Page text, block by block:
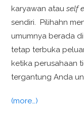
karyawan atauself
sendiri. Pilihahn
umumnya berada
tetap terbuka
ketika perusahaan
tergantung Anda
(more…)